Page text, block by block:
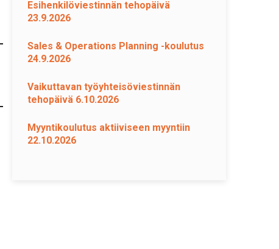
Esihenkilöviestinnän tehopäivä
23.9.2026
Sales & Operations Planning -koulutus
24.9.2026
Vaikuttavan työyhteisöviestinnän
tehopäivä 6.10.2026
Myyntikoulutus aktiiviseen myyntiin
22.10.2026